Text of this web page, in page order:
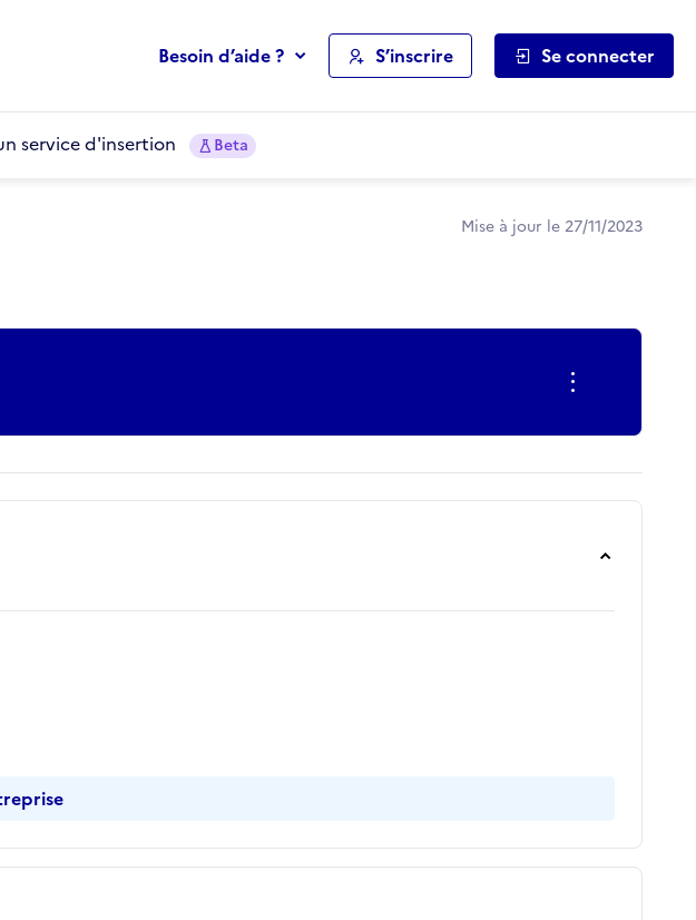
Besoin d’aide ? S’inscrire Se connecter
service d'insertion Beta
Mise à jour le 27/11/2023